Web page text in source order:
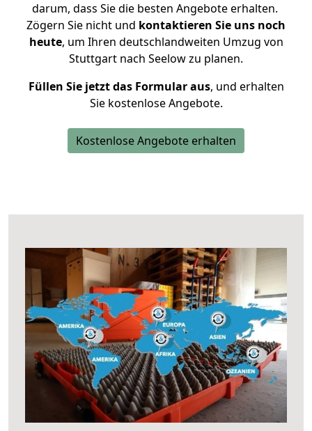
darum, dass Sie die besten Angebote erhalten.
Zögern Sie nicht und kontaktieren Sie uns noch
heute, um Ihren deutschlandweiten Umzug von
Stuttgart nach Seelow zu planen.
Füllen Sie jetzt das Formular aus, und erhalten
Sie kostenlose Angebote.
Kostenlose Angebote erhalten